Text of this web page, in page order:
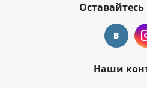
Оставайтесь
Наши